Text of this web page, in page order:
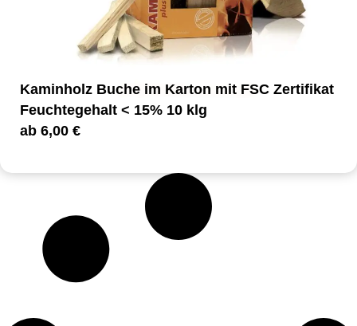
Kaminholz Buche im Karton mit FSC Zertifikat
Feuchtegehalt < 15% 10 klg
ab 6,00 €